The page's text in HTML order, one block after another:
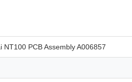
PCB Assembly A006857